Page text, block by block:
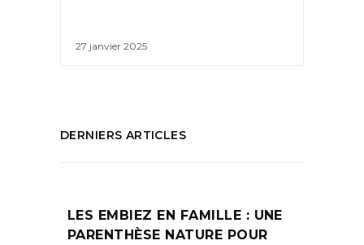
27 janvier 2025
DERNIERS ARTICLES
LES EMBIEZ EN FAMILLE : UNE
PARENTHÈSE NATURE POUR